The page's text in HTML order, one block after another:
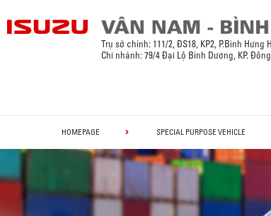
Trụ sở chính: 111/2, ĐS18, KP2, P.Bình Hưng
Chi nhánh: 79/4 Đại Lộ Bình Dương, KP.
HOMEPAGE SPECIAL PURPOSE VEHICLE